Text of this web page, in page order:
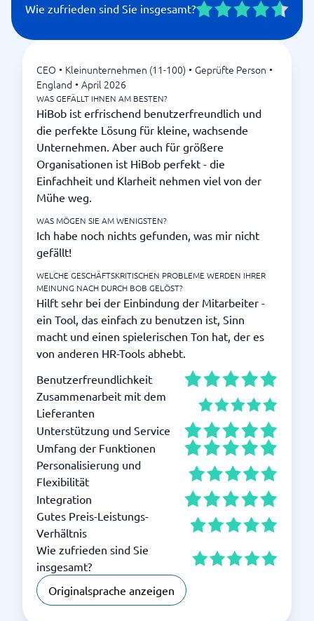
Wie zufrieden sind Sie insgesamt?
CEO • Kleinunternehmen (11-100) • Geprüfte Person •
England • April 2026
WAS GEFÄLLT IHNEN AM BESTEN?
HiBob ist erfrischend benutzerfreundlich und
die perfekte Lösung für kleine, wachsende
Unternehmen. Aber auch für größere
Organisationen ist HiBob perfekt - die
Einfachheit und Klarheit nehmen viel von der
Mühe weg.
WAS MÖGEN SIE AM WENIGSTEN?
Ich habe noch nichts gefunden, was mir nicht
gefällt!
WELCHE GESCHÄFTSKRITISCHEN PROBLEME WERDEN IHRER
MEINUNG NACH DURCH BOB GELÖST?
Hilft sehr bei der Einbindung der Mitarbeiter -
ein Tool, das einfach zu benutzen ist, Sinn
macht und einen spielerischen Ton hat, der es
von anderen HR-Tools abhebt.
Benutzerfreundlichkeit
Zusammenarbeit mit dem
Lieferanten
Unterstützung und Service
Umfang der Funktionen
Personalisierung und
Flexibilität
Integration
Gutes Preis-Leistungs-
Verhältnis
Wie zufrieden sind Sie
insgesamt?
Originalsprache anzeigen